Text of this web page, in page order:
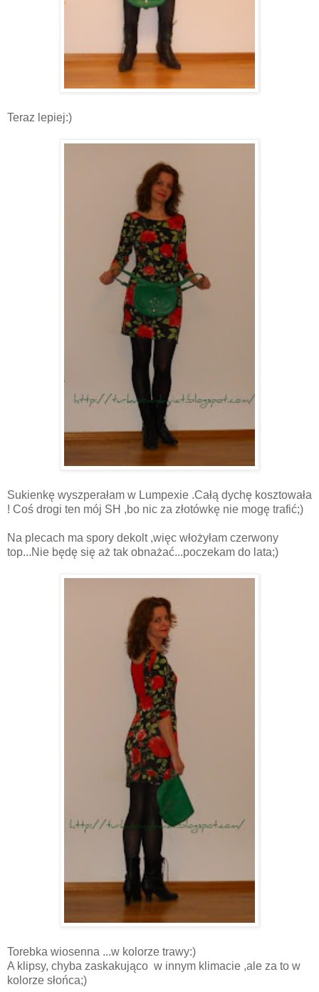
Teraz lepiej:)
Sukienkę wyszperałam w Lumpexie .Całą dychę kosztowała
! Coś drogi ten mój SH ,bo nic za złotówkę nie mogę trafić;)
Na plecach ma spory dekolt ,więc włożyłam czerwony
top...Nie będę się aż tak obnażać...poczekam do lata;)
Torebka wiosenna ...w kolorze trawy:)
A klipsy, chyba zaskakująco w innym klimacie ,ale za to w
kolorze słońca;)